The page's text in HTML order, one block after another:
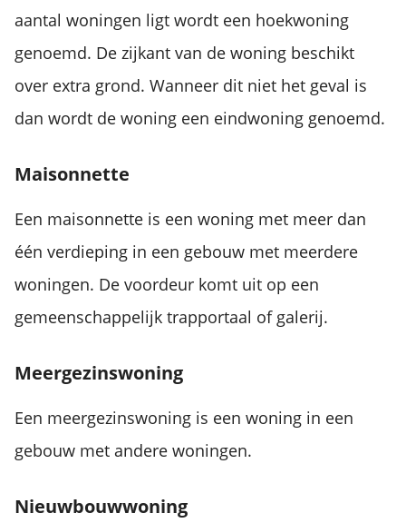
aantal woningen ligt wordt een hoekwoning
genoemd. De zijkant van de woning beschikt
over extra grond. Wanneer dit niet het geval is
dan wordt de woning een eindwoning genoemd.
Maisonnette
Een maisonnette is een woning met meer dan
één verdieping in een gebouw met meerdere
woningen. De voordeur komt uit op een
gemeenschappelijk trapportaal of galerij.
Meergezinswoning
Een meergezinswoning is een woning in een
gebouw met andere woningen.
Nieuwbouwwoning